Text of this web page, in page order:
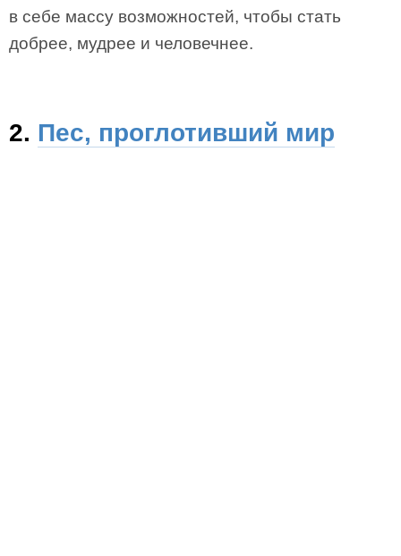
в себе массу возможностей, чтобы стать
добрее, мудрее и человечнее.
2. Пес, проглотивший мир